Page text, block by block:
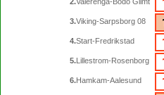
3.Viking-Sarpsborg 08
4.Start-Fredrikstad
5.Lillestrom-Rosenborg
6.Hamkam-Aalesund